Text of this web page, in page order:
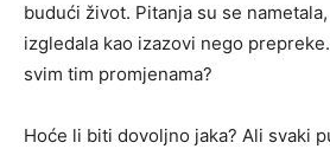
budući život. Pitanja su se
izgledala kao izazovi nego
svim tim promjenama?
Hoće li biti dovoljno jaka? Ali svaki